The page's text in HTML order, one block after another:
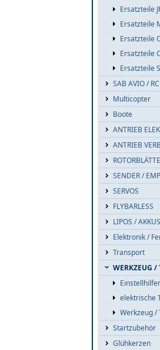
Ersatzteile
Ersatzteile
Ersatzteile
Ersatzteile
Ersatzteile
SAB AVIO / RC
Multicopter
Boote
ANTRIEB
ANTRIEB
SENDER /
SERVOS
FLYBARLESS
LIPOS / AKKUS
Elektronik /
Transport
WERKZEUG /
elektrische
Werkzeug /
Startzubehör
Glühkerzen